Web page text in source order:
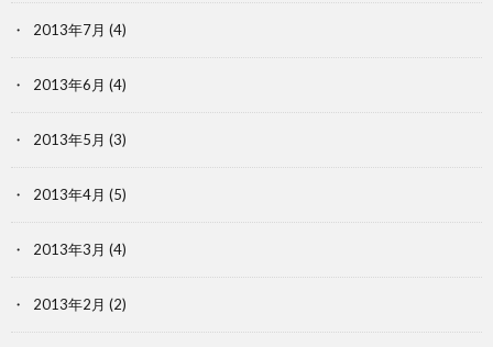
2013年7月 (4)
2013年6月 (4)
2013年5月 (3)
2013年4月 (5)
2013年3月 (4)
2013年2月 (2)